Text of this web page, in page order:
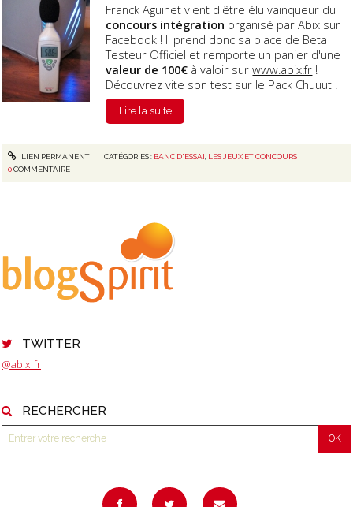
TWITTER
@abix_fr
RECHERCHER
Franck Aguinet vient d'être élu vainqueur du
concours intégration organisé par Abix sur
Facebook ! Il prend donc sa place de Beta
Testeur Officiel et remporte un panier d'une
valeur de 100€ à valoir surwww.abix.fr !
Découvrez vite son test sur le Pack Chuuut !
Lire la suite
LIEN PERMANENT CATÉGORIES : BANC D'ESSAI LES JEUX ET CONCOURS
0COMMENTAIRE